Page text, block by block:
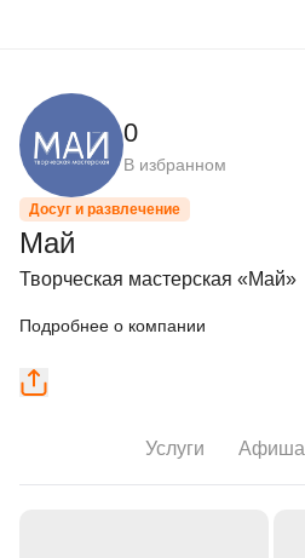
0
В избранном
Досуг и развлечение
Май
Творческая мастерская «Май»
Подробнее о компании
Услуги Афиша